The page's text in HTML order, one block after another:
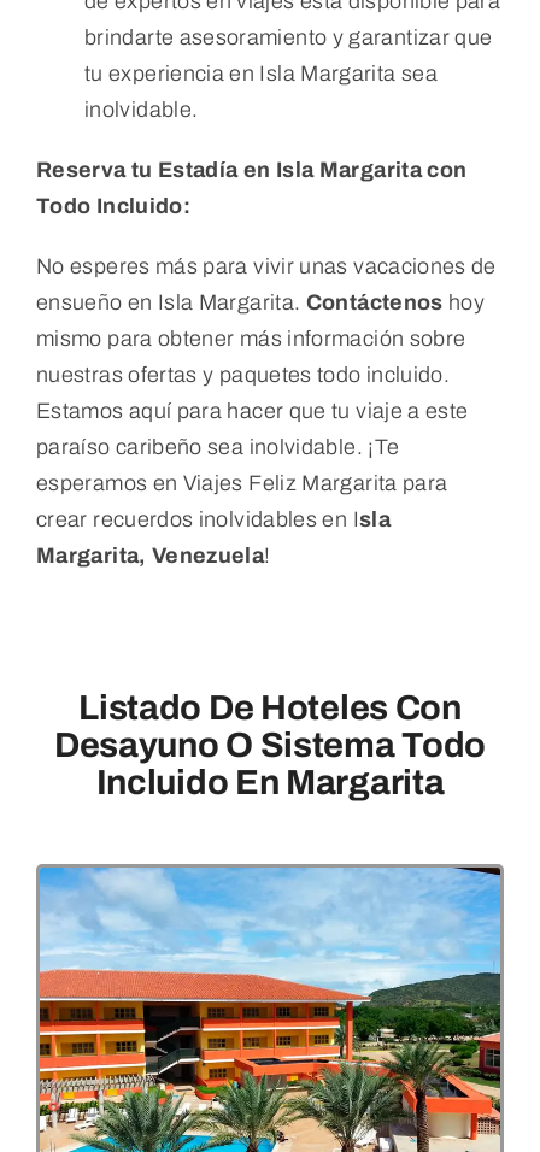
brindarte asesoramiento y garantizar que
tu experiencia en Isla Margarita sea
inolvidable.
Reserva tu Estadía en Isla Margarita con
Todo Incluido:
No esperes más para vivir unas vacaciones de
ensueño en Isla Margarita. Contáctenos hoy
mismo para obtener más información sobre
nuestras ofertas y paquetes todo incluido.
Estamos aquí para hacer que tu viaje a este
paraíso caribeño sea inolvidable. ¡Te
esperamos en Viajes Feliz Margarita para
crear recuerdos inolvidables en Isla
Margarita, Venezuela!
Listado De Hoteles Con
Desayuno O Sistema Todo
Incluido En Margarita